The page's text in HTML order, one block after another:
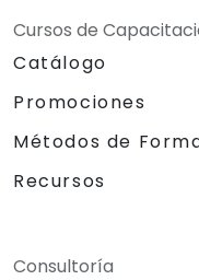
Cursos de
Catálogo
Promociones
Métodos de
Recursos
Consultoría